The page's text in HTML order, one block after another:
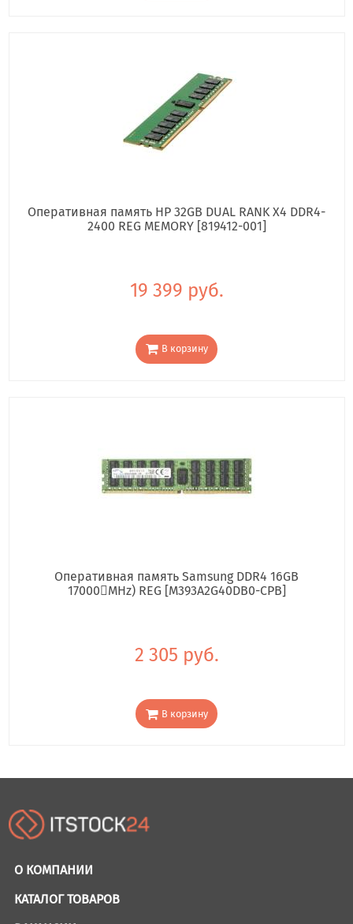
Оперативная память HP 32GB DUAL RANK X4 DDR4-
2400 REG MEMORY [819412-001]
19 399 руб.
В корзину
Оперативная память Samsung DDR4 16GB
17000񢋕MHz) REG [M393A2G40DB0-CPB]
2 305 руб.
В корзину
О КОМПАНИИ
КАТАЛОГ ТОВАРОВ